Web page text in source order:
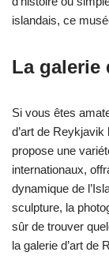
islandais, ce
La galerie
Si vous êtes
d’art de
propose une
internationaux,
dynamique de
sculpture, la
sûr de trouver
la galerie d’art de